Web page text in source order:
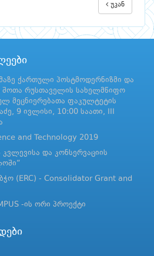
უკან
ქართული პოსტმოდერნიზმი და
შოთა რუსთაველის სახელმწიფო
მეცნიერებათა ფაკულტეტის
9 ივლისი, 10:00 საათი, III
and Technology 2019
და კონსერვაციის
(ERC) - Consolidator Grant and
-ის ორი პროექტი